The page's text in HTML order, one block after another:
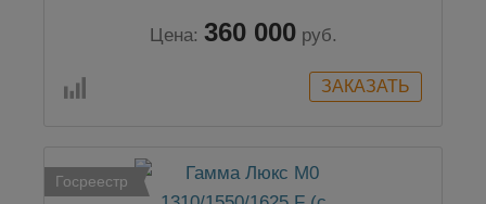
Цена: 360 000 руб.
Госреестр